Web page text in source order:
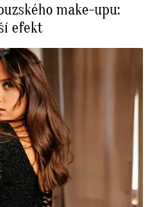
make-upu:
efekt